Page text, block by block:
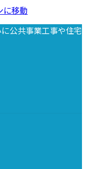
に移動
公共事業工事や住宅